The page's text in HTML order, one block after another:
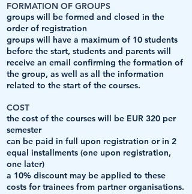
FORMATION OF GROUPS
groups will be formed and closed in the
order of registration
groups will have a maximum of 10 students
before the start, students and parents will
receive an email confirming the formation of
the group, as well as all the information
related to the start of the courses.
COST
the cost of the courses will be EUR 320 per
semester
can be paid in full upon registration or in 2
equal installments (one upon registration,
one later)
a 10% discount may be applied to these
costs for trainees from partner organisations.